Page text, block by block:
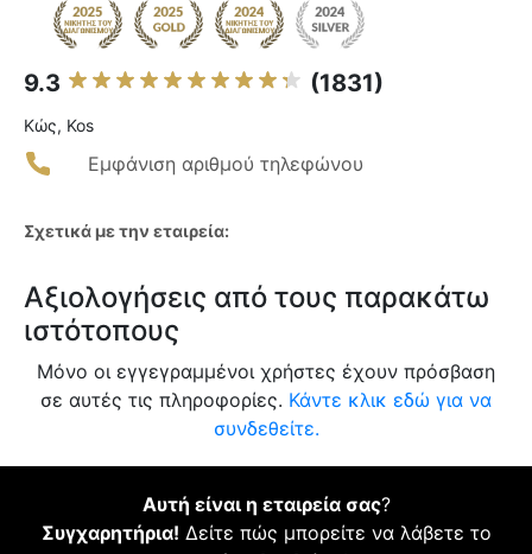
9.3 (1831)
Κώς, Kos
Εμφάνιση αριθμού τηλεφώνου
Σχετικά με την εταιρεία:
Αξιολογήσεις από τους παρακάτω
ιστότοπους
Μόνο οι εγγεγραμμένοι χρήστες έχουν πρόσβαση
σε αυτές τις πληροφορίες. Κάντε κλικ εδώ για να
συνδεθείτε.
Αυτή είναι η εταιρεία σας?
Συγχαρητήρια! Δείτε πώς μπορείτε να λάβετε το